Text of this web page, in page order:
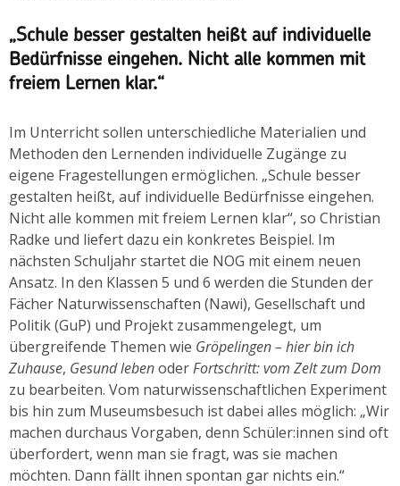
„Schule besser gestalten heißt auf individuelle
Bedürfnisse eingehen. Nicht alle kommen mit
freiem Lernen klar.“
Im Unterricht sollen unterschiedliche Materialien und
Methoden den Lernenden individuelle Zugänge zu
eigene Fragestellungen ermöglichen. „Schule besser
gestalten heißt, auf individuelle Bedürfnisse eingehen.
Nicht alle kommen mit freiem Lernen klar“, so Christian
Radke und liefert dazu ein konkretes Beispiel. Im
nächsten Schuljahr startet die NOG mit einem neuen
Ansatz. In den Klassen 5 und 6 werden die Stunden der
Fächer Naturwissenschaften (Nawi), Gesellschaft und
Politik (GuP) und Projekt zusammengelegt, um
übergreifende Themen wie Gröpelingen – hier bin ich
Zuhause, Gesund lebenoderFortschritt: vom Zelt zum Dom
zu bearbeiten. Vom naturwissenschaftlichen Experiment
bis hin zum Museumsbesuch ist dabei alles möglich: „Wir
machen durchaus Vorgaben, denn Schüler:innen sind oft
überfordert, wenn man sie fragt, was sie machen
möchten. Dann fällt ihnen spontan gar nichts ein.“